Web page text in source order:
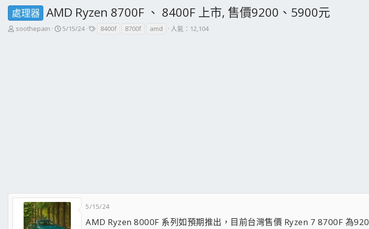
處理器 AMD Ryzen 8700F 、 8400F 上市, 售價9200、5900元
主
soothepain
開
5/15/24
標8400f 8700f amd 人氣：12,104
5/15/24
AMD Ryzen 8000F 系列如預期推出，目前台灣售價 Ryzen 7 8700F 為